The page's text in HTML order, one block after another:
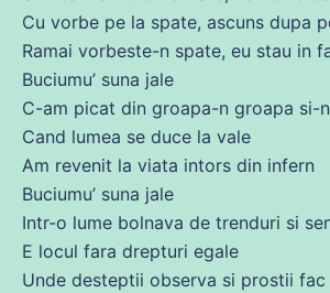
Cu vorbe pe la spate, ascuns dupa
Ramai vorbeste-n spate, eu stau in
Buciumu’ suna jale
C-am picat din groapa-n groapa si-
Cand lumea se duce la vale
Am revenit la viata intors din infern
Buciumu’ suna jale
Intr-o lume bolnava de trenduri si
E locul fara drepturi egale
Unde desteptii observa si prostii